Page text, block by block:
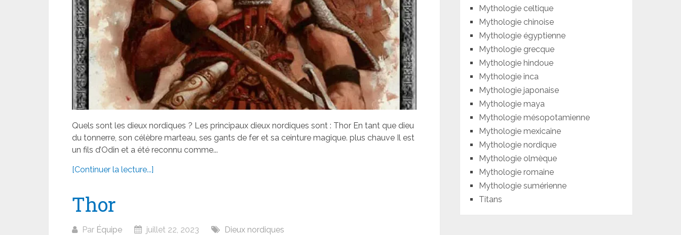
Quels sont les dieux nordiques ? Les principaux dieux nordiques sont : Thor En tant que dieu
du tonnerre, son célèbre marteau, ses gants de fer et sa ceinture magique. plus chauve Il est
un fils d’Odin et a été reconnu comme...
[Continuer la lecture...]
Thor
Par Équipe juillet 22, 2023 Dieux nordiques
Mythologie celtique
Mythologie chinoise
Mythologie égyptienne
Mythologie grecque
Mythologie hindoue
Mythologie inca
Mythologie japonaise
Mythologie maya
Mythologie mésopotamienne
Mythologie mexicaine
Mythologie nordique
Mythologie olmèque
Mythologie romaine
Mythologie sumérienne
Titans